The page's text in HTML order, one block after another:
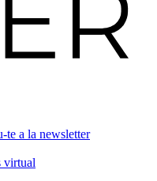
te a la newsletter
virtual